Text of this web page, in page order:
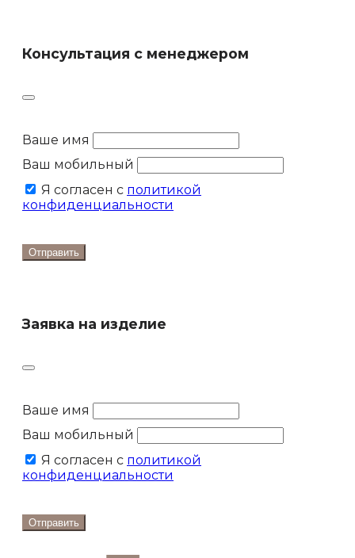
Консультация с менеджером
Ваше имя
Ваш мобильный
Я согласен с политикой
конфиденциальности
Отправить
Заявка на изделие
Ваше имя
Ваш мобильный
Я согласен с политикой
конфиденциальности
Отправить